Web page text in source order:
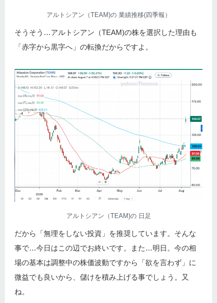
アルトシアン（TEAM)の 業績推移(四季報）
そうそう…アルトシアン（TEAM)の株を選択した理由も
「赤字から黒字へ」の転換だからですよ。
アルトシアン（TEAM)の 日足
だから「無理をしない投資」を推奨しています。そんな
事で…今日はこの辺でお終いです。また…明日。今の相
場の基本は調整中の株価波動ですから「欲を言わず」に
微益でも良いから、儲けを積み上げる事でしょう。又
ね。